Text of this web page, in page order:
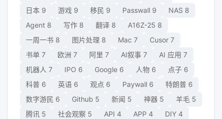
日本 9 游戏 9 移民 9 Passwall 9 NAS 8
Agent 8 写作 8 翻译 8 A16Z-25 8
一周一书 8 图片处理 8 Mac 7 Cusor 7
书单 7 欧洲 7 阿里 7 AI叙事 7 AI 应用 7
机器人 7 IPO 6 Google 6 人物 6 点子 6
科普 6 英语 6 观点 6 Paywall 6 特朗普 6
数字游民 6 Github 5 新闻 5 神器 5 羊毛 5
腾讯 5 社会观察 5 API 4 APP 4 DIY 4